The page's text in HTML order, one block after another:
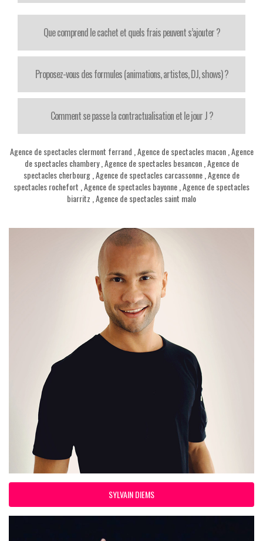
Que comprend le cachet et quels frais peuvent s’ajouter ?
Proposez-vous des formules (animations, artistes, DJ, shows) ?
Comment se passe la contractualisation et le jour J ?
Agence de spectacles clermont ferrand Agence de spectacles macon, Agence
de spectacles chambery, Agence de spectacles besancon, Agence de
spectacles cherbourg Agence de spectacles carcassonne Agence de
spectacles rochefort Agence de spectacles bayonne Agence de spectacles
biarritz Agence de spectacles saint malo
SYLVAIN DIEMS